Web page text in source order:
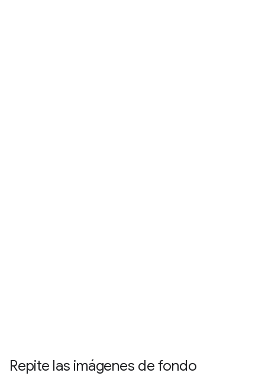
Repite las imágenes de fondo